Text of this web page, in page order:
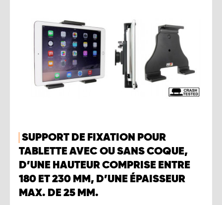
SUPPORT DE FIXATION POUR
TABLETTE AVEC OU SANS COQUE,
D’UNE HAUTEUR COMPRISE ENTRE
180 ET 230 MM, D’UNE ÉPAISSEUR
MAX. DE 25 MM.